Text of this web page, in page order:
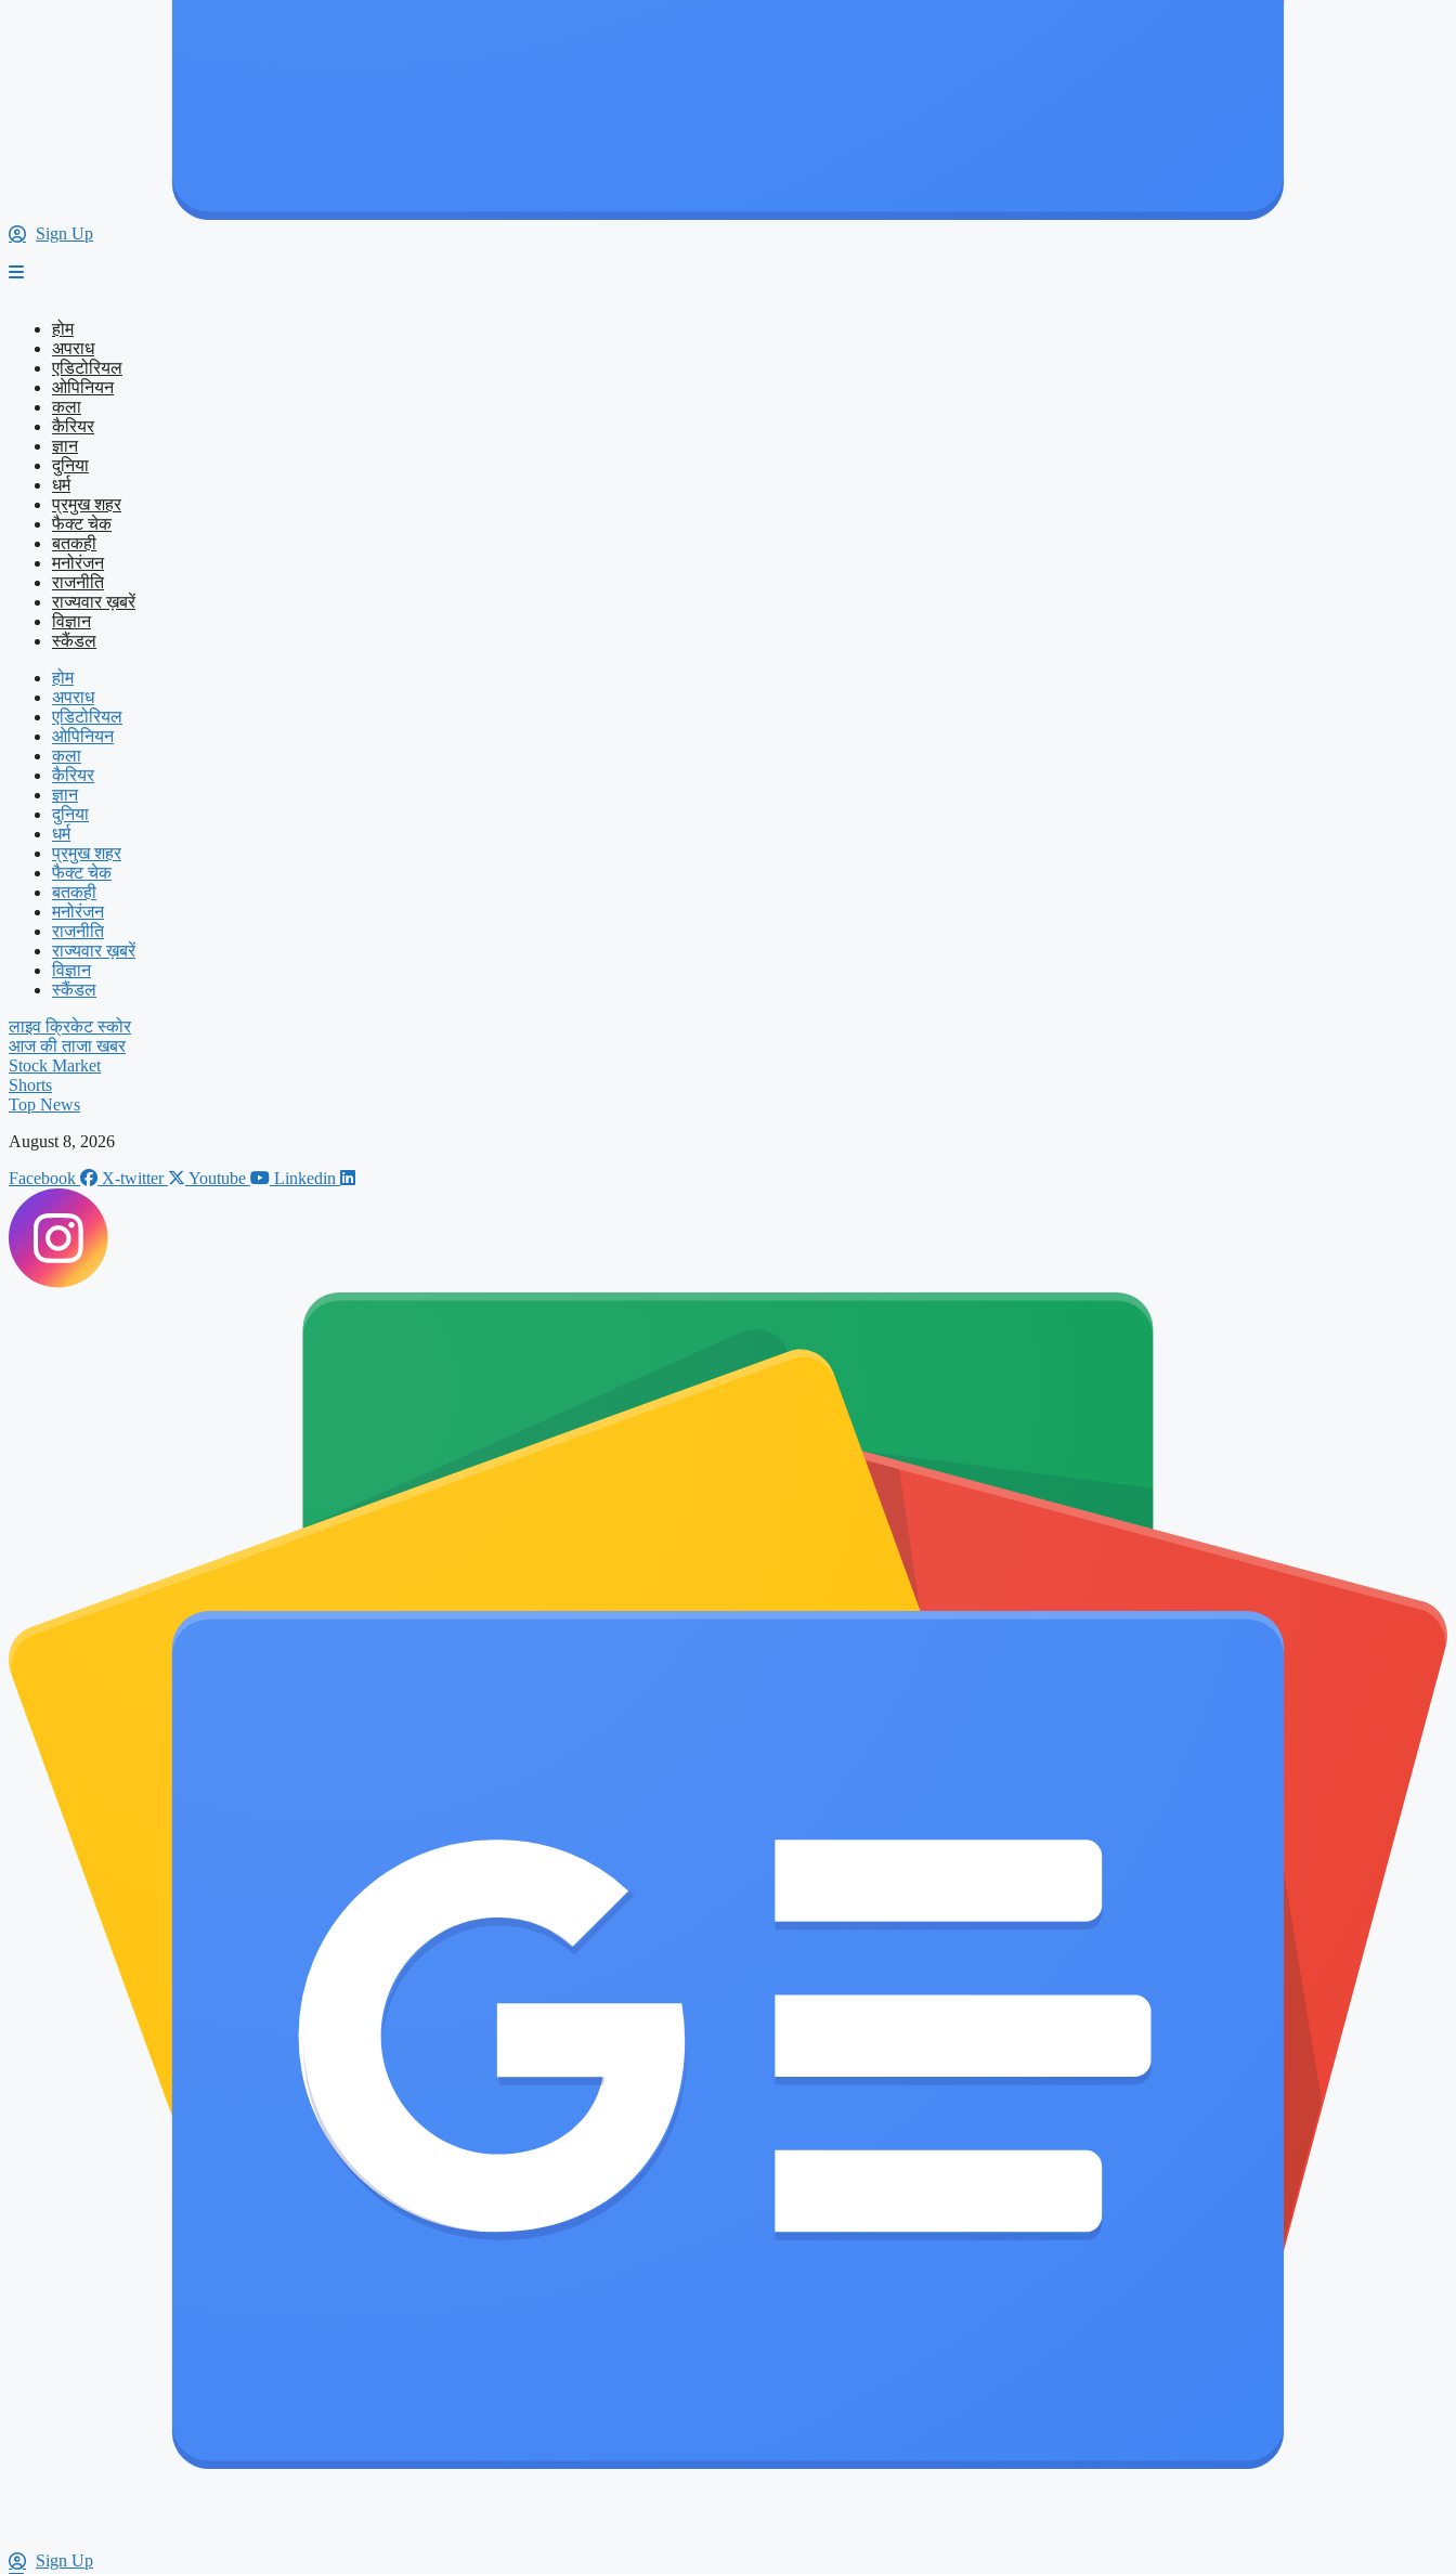
Sign Up
होम
अपराध
एडिटोरियल
ओपिनियन
कला
कैरियर
ज्ञान
दुनिया
धर्म
प्रमुख शहर
फैक्ट चेक
बतकही
मनोरंजन
राजनीति
राज्यवार ख़बरें
विज्ञान
स्कैंडल
होम
अपराध
एडिटोरियल
ओपिनियन
कला
कैरियर
ज्ञान
दुनिया
धर्म
प्रमुख शहर
फैक्ट चेक
बतकही
मनोरंजन
राजनीति
राज्यवार ख़बरें
विज्ञान
स्कैंडल
लाइव क्रिकेट स्कोर
आज की ताजा खबर
Stock Market
Shorts
Top News
August 8, 2026
Facebook
X-twitter Youtube Linkedin
Sign Up